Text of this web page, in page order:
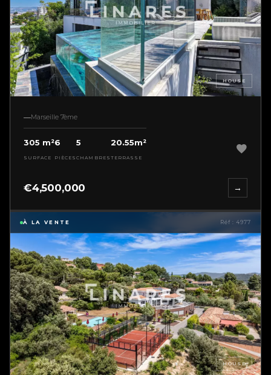
HOUSE
Marseille 7ème
305 m²
SURFACE
6
PIÈCES
5
CHAMBRES
20.55m²
TERRASSE
€4,500,000 →
À LA VENTE Réf : 4977
HOUSE